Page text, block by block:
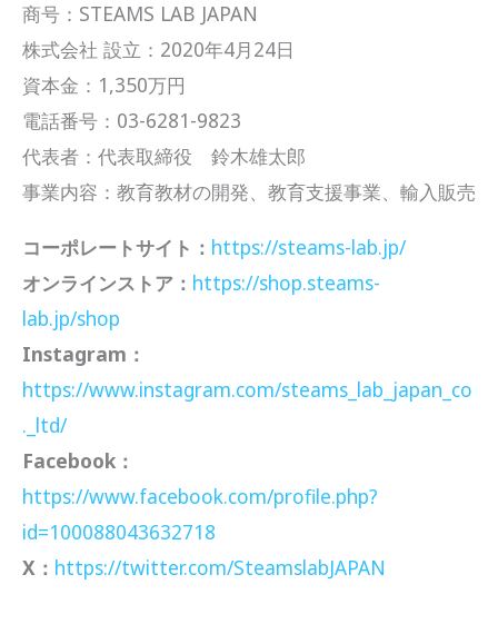
商号：STEAMS LAB JAPAN
株式会社 設立：2020年4月24日
資本金：1,350万円
電話番号：03-6281-9823
代表者：代表取締役 鈴木雄太郎
事業内容：教育教材の開発、教育支援事業、輸入販売
コーポレートサイト： https://steams-lab.jp/
オンラインストア： https://shop.steams-
lab.jp/shop
Instagram：
https://www.instagram.com/steams_lab_japan_co
._ltd/
Facebook：
https://www.facebook.com/profile.php?
id=100088043632718
X： https://twitter.com/SteamslabJAPAN